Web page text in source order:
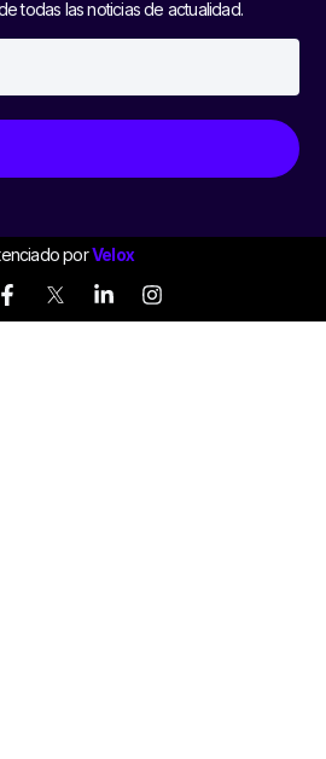
todas las noticias de actualidad.
porVelox